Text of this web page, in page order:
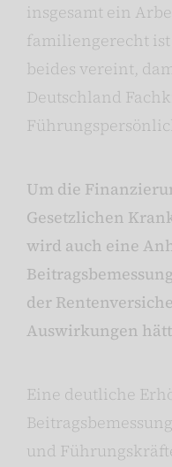
insgesamt ein
familiengerecht
beides vereint,
Deutschland
Um die
Gesetzlichen
wird auch eine
der
Auswirkungen
Eine deutliche
und